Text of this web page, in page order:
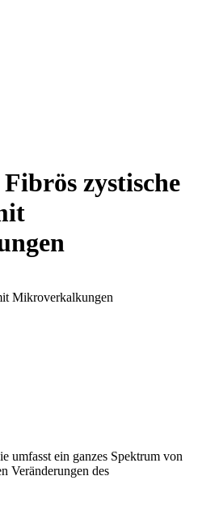
Fibrös zystische
Mikroverkalkungen
umfasst ein ganzes Spektrum von
Veränderungen des